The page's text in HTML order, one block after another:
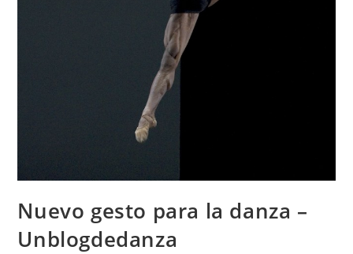
Nuevo gesto para la danza –
Unblogdedanza